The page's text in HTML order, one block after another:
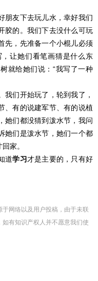
友下去玩儿水，幸好我们
胶的。我们下去没什么可玩
先，先准备一个小棍儿必须
让她们看笔画猜是什么东
就给她们说：“我写了一种
们开始玩了，轮到我了，
、有的说建军节、有的说植
她们都没猜到泼水节，我问
她们是泼水节，她们一个都
家。
道学习才是主要的，只有好
网络以及用户投稿，由于未联
有知识产权人并不愿意我们使